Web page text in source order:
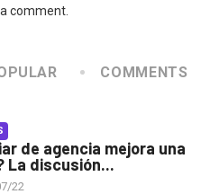
comment.
COMMENTS
de agencia mejora una
La discusión...
22